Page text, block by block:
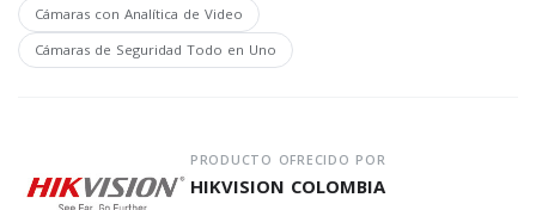
Cámaras con Analítica de Video
Cámaras de Seguridad Todo en Uno
PRODUCTO OFRECIDO POR
HIKVISION COLOMBIA